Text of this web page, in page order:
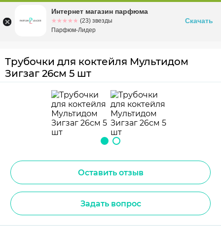
Омскул. Заозерная, 11, к. 1
Трубочки для коктейля Мультидом
Зигзаг 26см 5 шт
Оставить отзыв
Задать вопрос
Интернет магазин парфюма
☆☆☆☆☆
★★★★★ (23) звезды
Парфюм-Лидер
Скачать